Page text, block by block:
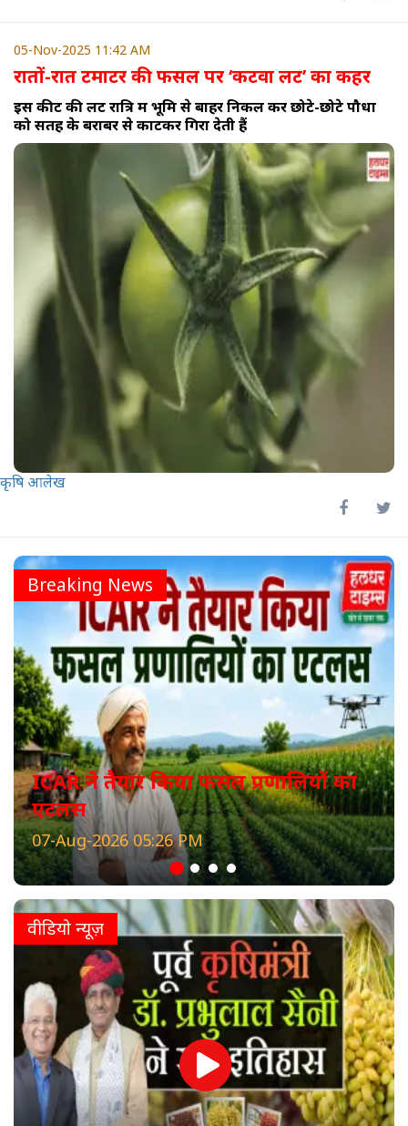
05-Nov-2025 11:42 AM
रातों-रात टमाटर की फसल पर ‘कटवा लट’ का कहर
इस कीट की लटें रात्रि में भूमि से बाहर निकल कर छोटे-छोटे पौधों
को सतह के बराबर से काटकर गिरा देती हैं
कृषि आलेख
Breaking News
ICAR ने तैयार किया फसल प्रणालियों का
एटलस
07-Aug-2026 05:26 PM
वीडियो न्यूज़